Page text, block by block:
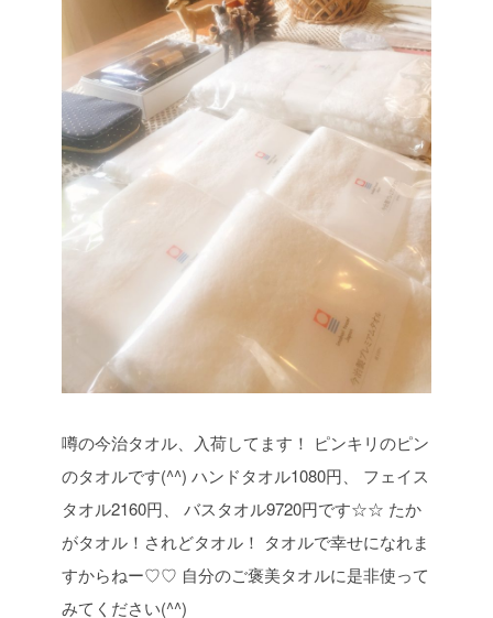
噂の今治タオル、入荷してます！ ピンキリのピン
のタオルです(^^) ハンドタオル1080円、
フェイス
タオル2160円、
バスタオル9720円です☆☆ たか
がタオル！されどタオル！ タオルで幸せになれま
すからねー♡♡ 自分のご褒美タオルに是非使って
みてください(^^)